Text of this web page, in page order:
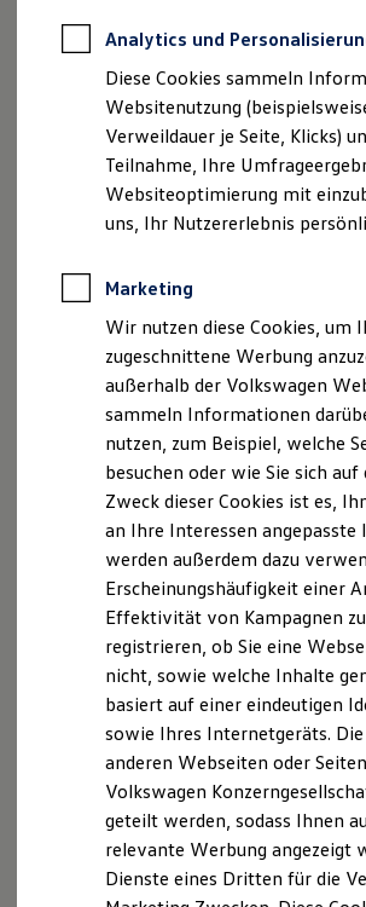
Autokredit mit Schlussrate
Versicherungen und Garantien
Kfz-Versicherung
Restschuldversicherungen
Garantien
Wartungsverträge
Geschäftskunden
Professional Class bei
Großkunden
Behörden
Anpfiff zum Gewinn
Elektroautos
ID. Tutorials
Elektrofahrzeugkonzepte
Reichweite
Reichweite der ID. Modelle
Reichweite im Winter
Laden
Laden unterwegs
Laden Zuhause
Ladezeitensimulator
Batterie
Sicherheit
Garantie und Lebensdauer
Nachhaltigkeit
Technologie
Kosten und Kauf
Verbrauchskosten
Kaufoptionen
E-Auto-Förderung
Software und Konnektivität
Die ID. Software 6
ID. Software Versionen
Digitale Extras
Schnittstellen zu Ihrem ID.
Impressum & Rechtliches)
Was ist der
und wer kann ihn
Ältere Volkswagen haben einen
Servicebedarf als neue Fahrzeuge.
Service ist speziell für Volkswagen
entwickelt worden, die älter als vier
bietet Ihnen ein vielfältiges
zeitwertgerechtem Service und hoher
Ersatzteilqualität. Die Leistungen sind
Fachwissen, Volkswagen Teile und
Erfahrung genau auf Ihr Fahrzeug
decken nahezu alle Services ab. Die
speziell auf das Alter Ihres Fahrzeugs
der Durchführung der im Serviceplan
Analytics und
Diese Cookies sammeln
Websitenutzung
Verweildauer je Seite, Klicks)
Teilnahme, Ihre
Websiteoptimierung mit
uns, Ihr Nutzererlebnis
Marketing
Wir nutzen diese Cookies, um
zugeschnittene Werbung
außerhalb der Volkswagen
sammeln Informationen
nutzen, zum Beispiel, welche
besuchen oder wie Sie sich
Zweck dieser Cookies ist es,
an Ihre Interessen angepasste
werden außerdem dazu
Erscheinungshäufigkeit einer
Effektivität von Kampagnen
registrieren, ob Sie eine
nicht, sowie welche Inhalte
basiert auf einer eindeutigen
sowie Ihres Internetgeräts.
anderen Webseiten oder
Volkswagen
geteilt werden, sodass Ihnen
relevante Werbung angezeigt
Dienste eines Dritten für die